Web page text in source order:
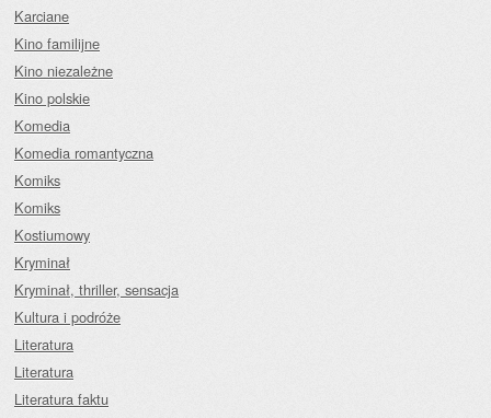
Karciane
Kino familijne
Kino niezależne
Kino polskie
Komedia
Komedia romantyczna
Komiks
Komiks
Kostiumowy
Kryminał
Kryminał, thriller, sensacja
Kultura i podróże
Literatura
Literatura
Literatura faktu